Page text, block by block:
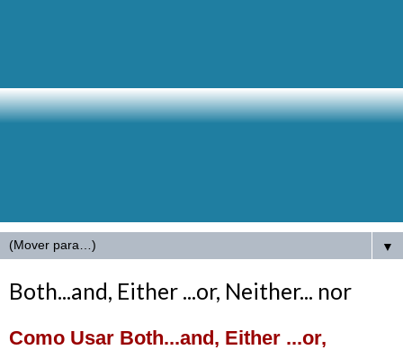
▼
Both...and, Either ...or, Neither... nor
Como Usar Both...and, Either ...or,